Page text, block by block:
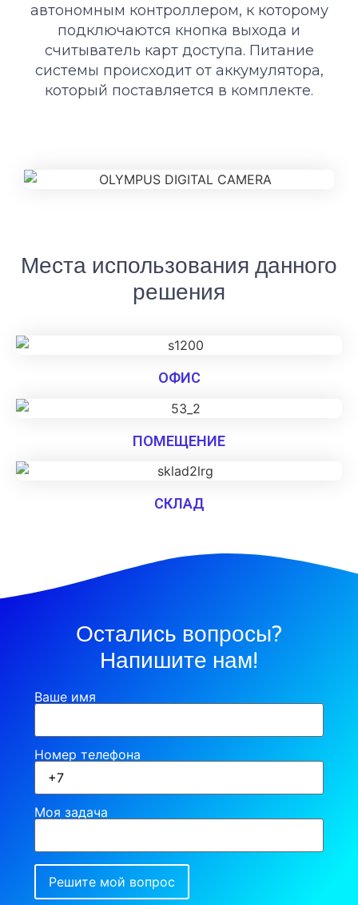
автономным контроллером, к которому
подключаются кнопка выхода и
считыватель карт доступа. Питание
системы происходит от аккумулятора,
который поставляется в комплекте.
Места использования данного
решения
ОФИС
ПОМЕЩЕНИЕ
СКЛАД
Остались вопросы?
Напишите нам!
Ваше имя
Номер телефона
Моя задача